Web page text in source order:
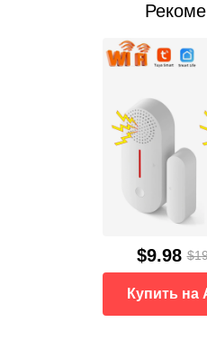
$9.98
Купить на